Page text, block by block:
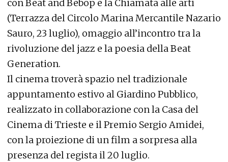
con Beat and Bebop e la Chiamata alle arti
(Terrazza del Circolo Marina Mercantile Nazario
Sauro, 23 luglio), omaggio all’incontro tra la
rivoluzione del jazz e la poesia della Beat
Generation.
Il cinema troverà spazio nel tradizionale
appuntamento estivo al Giardino Pubblico,
realizzato in collaborazione con la Casa del
Cinema di Trieste e il Premio Sergio Amidei,
con la proiezione di un film a sorpresa alla
presenza del regista il 20 luglio.